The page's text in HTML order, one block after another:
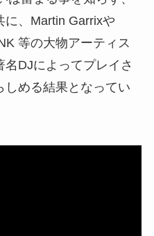
に、Martin Garrixや
等の大物アーティス
名DJによってプレイさ
める結果となってい